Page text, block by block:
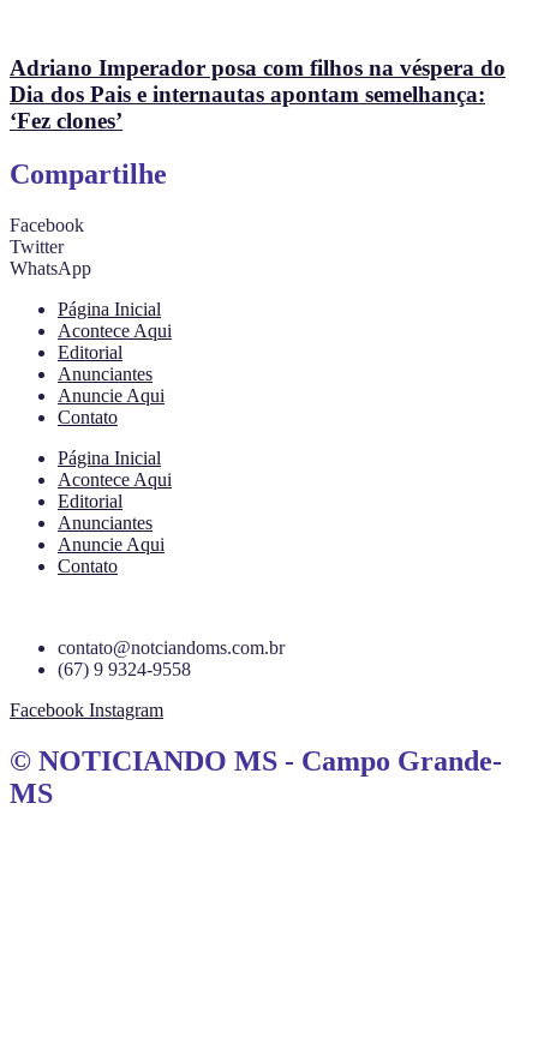
Adriano Imperador posa com filhos na véspera do
Dia dos Pais e internautas apontam semelhança:
‘Fez clones’
Compartilhe
Facebook
Twitter
WhatsApp
Página Inicial
Acontece Aqui
Editorial
Anunciantes
Anuncie Aqui
Contato
Página Inicial
Acontece Aqui
Editorial
Anunciantes
Anuncie Aqui
Contato
contato@notciandoms.com.br
(67) 9 9324-9558
Facebook Instagram
© NOTICIANDO MS - Campo Grande-
MS